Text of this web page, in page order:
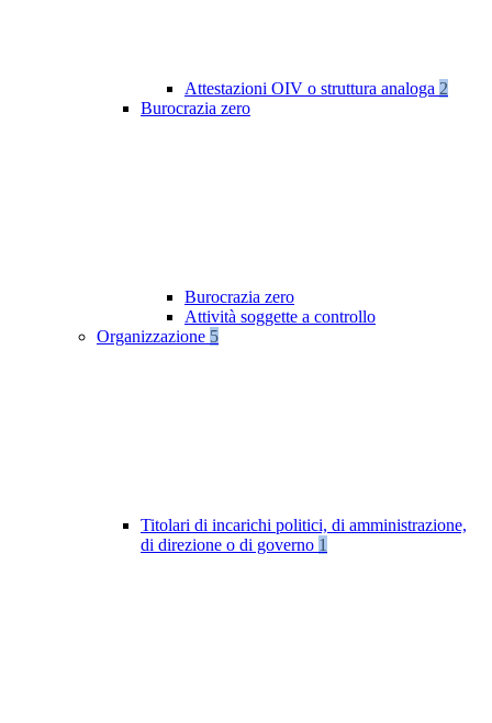
Attestazioni OIV o struttura analoga 2
Burocrazia zero
Burocrazia zero
Attività soggette a controllo
Organizzazione 5
Titolari di incarichi politici, di amministrazione,
di direzione o di governo 1